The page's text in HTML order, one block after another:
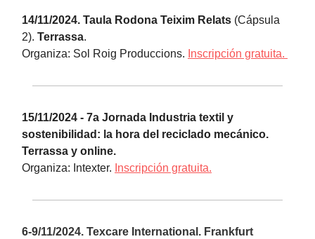
14/11/2024. Taula Rodona Teixim Relats (Cápsula
2). Terrassa.
Organiza: Sol Roig Produccions. Inscripción gratuita.
15/11/2024 - 7a Jornada Industria textil y
sostenibilidad: la hora del reciclado mecánico.
Terrassa y online.
Organiza: Intexter. Inscripción gratuita.
6-9/11/2024. Texcare International. Frankfurt